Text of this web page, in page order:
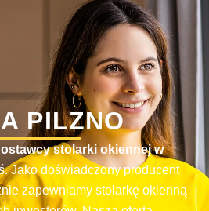
PILZNO
stolarki okiennej w
Jako doświadczony producent
zapewniamy stolarkę okienną